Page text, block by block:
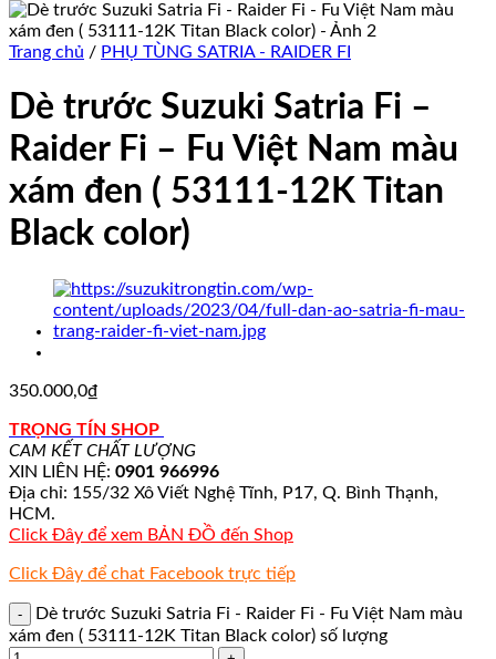
Trang chủ / PHỤ TÙNG SATRIA - RAIDER FI
Dè trước Suzuki Satria Fi –
Raider Fi – Fu Việt Nam màu
xám đen ( 53111-12K Titan
Black color)
350.000,0₫
TRỌNG TÍN SHOP
CAM KẾT CHẤT LƯỢNG
XIN LIÊN HỆ: 0901 966996
Địa chỉ: 155/32 Xô Viết Nghệ Tĩnh, P17, Q. Bình Thạnh,
HCM.
Click Đây để xem BẢN ĐỒ đến Shop
Click Đây để chat Facebook trực tiếp
Dè trước Suzuki Satria Fi - Raider Fi - Fu Việt Nam màu
xám đen ( 53111-12K Titan Black color) số lượng